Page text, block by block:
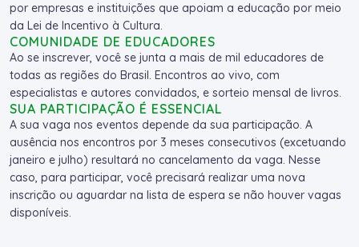
por empresas e instituições que apoiam a educação por meio
da Lei de Incentivo à Cultura.
COMUNIDADE DE EDUCADORES
Ao se inscrever, você se junta a mais de mil educadores de
todas as regiões do Brasil. Encontros ao vivo, com
especialistas e autores convidados, e sorteio mensal de livros.
SUA PARTICIPAÇÃO É ESSENCIAL
A sua vaga nos eventos depende da sua participação. A
ausência nos encontros por 3 meses consecutivos (excetuando
janeiro e julho) resultará no cancelamento da vaga. Nesse
caso, para participar, você precisará realizar uma nova
inscrição ou aguardar na lista de espera se não houver vagas
disponíveis.